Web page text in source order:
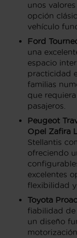
unos
opción
vehículo
Ford
una
espacio
practicidad
familias
que
pasajeros.
Peugeot
Opel Zafira
Stellantis
ofreciendo
excelentes
flexibilidad
Toyota
fiabilidad de
un diseño